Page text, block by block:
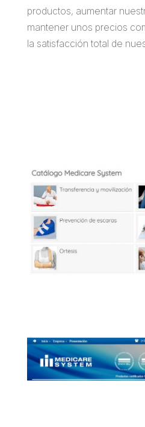
productos, aumentar
mantener unos precios
la satisfacción total de